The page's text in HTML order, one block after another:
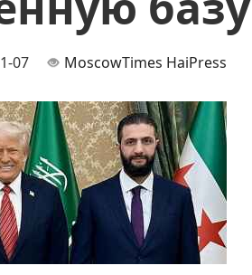
07 MoscowTimes HaiPress